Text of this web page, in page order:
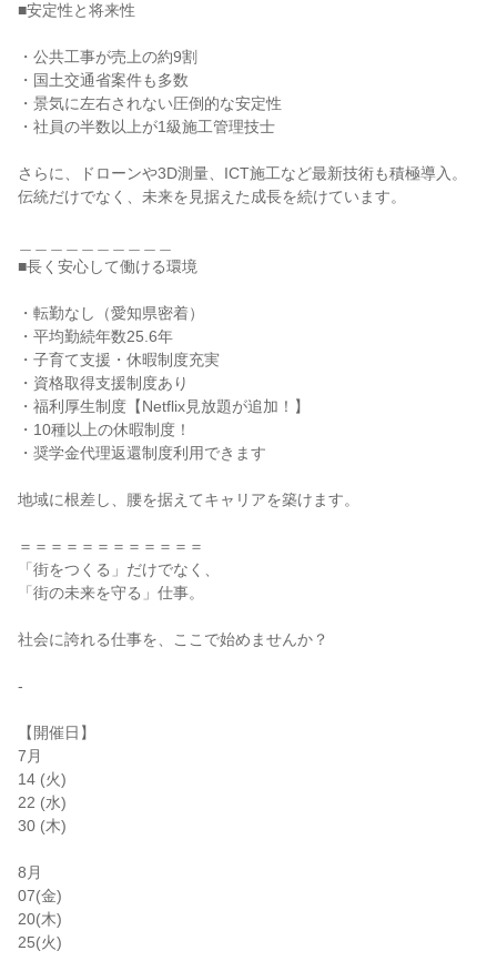
■安定性と将来性
・公共工事が売上の約9割
・国土交通省案件も多数
・景気に左右されない圧倒的な安定性
・社員の半数以上が1級施工管理技士
さらに、ドローンや3D測量、ICT施工など最新技術も積極導入。
伝統だけでなく、未来を見据えた成長を続けています。
■長く安心して働ける環境
・転勤なし（愛知県密着）
・平均勤続年数25.6年
・子育て支援・休暇制度充実
・資格取得支援制度あり
・福利厚生制度【Netflix見放題が追加！】
・10種以上の休暇制度！
・奨学金代理返還制度利用できます
地域に根差し、腰を据えてキャリアを築けます。
＝＝＝＝＝＝＝＝＝＝＝＝
「街をつくる」だけでなく、
「街の未来を守る」仕事。
社会に誇れる仕事を、ここで始めませんか？
-
【開催日】
7月
14 (火)
22 (水)
30 (木)
8月
07(金)
20(木)
25(火)